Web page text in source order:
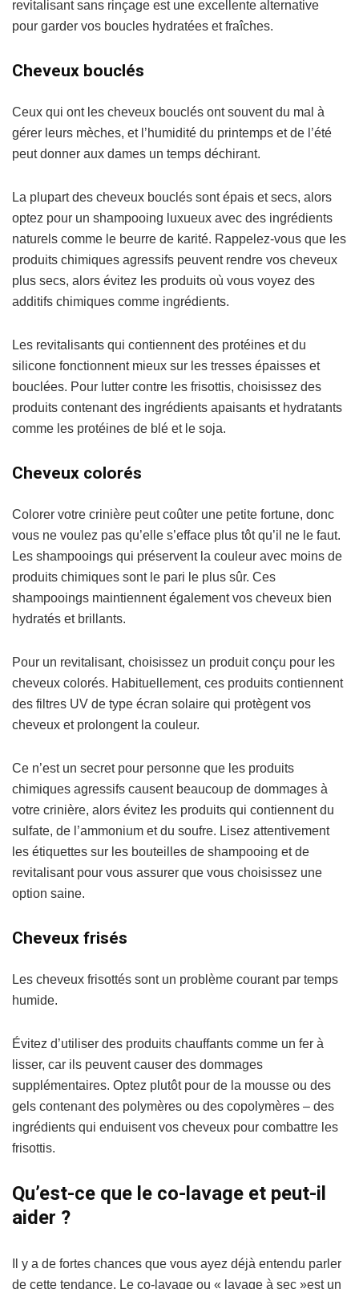
revitalisant sans rinçage est une excellente alternative
pour garder vos boucles hydratées et fraîches.
Cheveux bouclés
Ceux qui ont les cheveux bouclés ont souvent du mal à
gérer leurs mèches, et l’humidité du printemps et de l’été
peut donner aux dames un temps déchirant.
La plupart des cheveux bouclés sont épais et secs, alors
optez pour un shampooing luxueux avec des ingrédients
naturels comme le beurre de karité. Rappelez-vous que les
produits chimiques agressifs peuvent rendre vos cheveux
plus secs, alors évitez les produits où vous voyez des
additifs chimiques comme ingrédients.
Les revitalisants qui contiennent des protéines et du
silicone fonctionnent mieux sur les tresses épaisses et
bouclées. Pour lutter contre les frisottis, choisissez des
produits contenant des ingrédients apaisants et hydratants
comme les protéines de blé et le soja.
Cheveux colorés
Colorer votre crinière peut coûter une petite fortune, donc
vous ne voulez pas qu’elle s’efface plus tôt qu’il ne le faut.
Les shampooings qui préservent la couleur avec moins de
produits chimiques sont le pari le plus sûr. Ces
shampooings maintiennent également vos cheveux bien
hydratés et brillants.
Pour un revitalisant, choisissez un produit conçu pour les
cheveux colorés. Habituellement, ces produits contiennent
des filtres UV de type écran solaire qui protègent vos
cheveux et prolongent la couleur.
Ce n’est un secret pour personne que les produits
chimiques agressifs causent beaucoup de dommages à
votre crinière, alors évitez les produits qui contiennent du
sulfate, de l’ammonium et du soufre. Lisez attentivement
les étiquettes sur les bouteilles de shampooing et de
revitalisant pour vous assurer que vous choisissez une
option saine.
Cheveux frisés
Les cheveux frisottés sont un problème courant par temps
humide.
Évitez d’utiliser des produits chauffants comme un fer à
lisser, car ils peuvent causer des dommages
supplémentaires. Optez plutôt pour de la mousse ou des
gels contenant des polymères ou des copolymères – des
ingrédients qui enduisent vos cheveux pour combattre les
frisottis.
Qu’est-ce que le co-lavage et peut-il
aider ?
Il y a de fortes chances que vous ayez déjà entendu parler
de cette tendance. Le co-lavage ou « lavage à sec »est un